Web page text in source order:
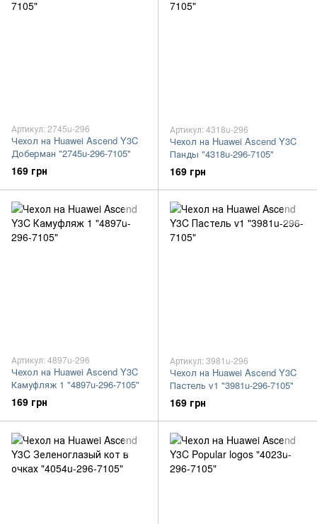
Артикул: 2745u-296
Чехол на Huawei Ascend Y3C
Доберман "2745u-296-7105"
169 грн
Артикул: 4318u-296
Чехол на Huawei Ascend Y3C
Панды "4318u-296-7105"
169 грн
Артикул: 4897u-296
Чехол на Huawei Ascend Y3C
Камуфляж 1 "4897u-296-7105"
169 грн
Артикул: 3981u-296
Чехол на Huawei Ascend Y3C
Пастель v1 "3981u-296-7105"
169 грн